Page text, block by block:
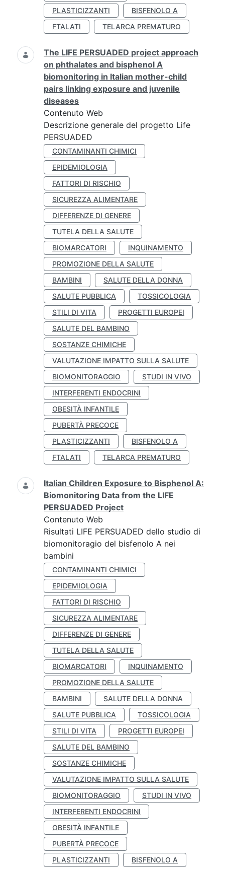
PLASTICIZZANTI
BISFENOLO A
FTALATI
TELARCA PREMATURO
The LIFE PERSUADED project approach
on phthalates and bisphenol A
biomonitoring in Italian mother-child
pairs linking exposure and juvenile
diseases
Contenuto Web
Descrizione generale del progetto Life
PERSUADED
CONTAMINANTI CHIMICI
EPIDEMIOLOGIA
FATTORI DI RISCHIO
SICUREZZA ALIMENTARE
DIFFERENZE DI GENERE
TUTELA DELLA SALUTE
BIOMARCATORI
INQUINAMENTO
PROMOZIONE DELLA SALUTE
BAMBINI
SALUTE DELLA DONNA
SALUTE PUBBLICA
TOSSICOLOGIA
STILI DI VITA
PROGETTI EUROPEI
SALUTE DEL BAMBINO
SOSTANZE CHIMICHE
VALUTAZIONE IMPATTO SULLA SALUTE
BIOMONITORAGGIO
STUDI IN VIVO
INTERFERENTI ENDOCRINI
OBESITÀ INFANTILE
PUBERTÀ PRECOCE
PLASTICIZZANTI
BISFENOLO A
FTALATI
TELARCA PREMATURO
Italian Children Exposure to Bisphenol A:
Biomonitoring Data from the LIFE
PERSUADED Project
Contenuto Web
Risultati LIFE PERSUADED dello studio di
biomonitoragio del bisfenolo A nei
bambini
CONTAMINANTI CHIMICI
EPIDEMIOLOGIA
FATTORI DI RISCHIO
SICUREZZA ALIMENTARE
DIFFERENZE DI GENERE
TUTELA DELLA SALUTE
BIOMARCATORI
INQUINAMENTO
PROMOZIONE DELLA SALUTE
BAMBINI
SALUTE DELLA DONNA
SALUTE PUBBLICA
TOSSICOLOGIA
STILI DI VITA
PROGETTI EUROPEI
SALUTE DEL BAMBINO
SOSTANZE CHIMICHE
VALUTAZIONE IMPATTO SULLA SALUTE
BIOMONITORAGGIO
STUDI IN VIVO
INTERFERENTI ENDOCRINI
OBESITÀ INFANTILE
PUBERTÀ PRECOCE
PLASTICIZZANTI
BISFENOLO A